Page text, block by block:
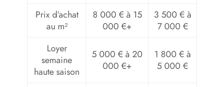
Prix d’achat
au m²
8 000 € à 15
000 €+
3 500 € à
7 000 €
Loyer
semaine
haute saison
5 000 € à 20
000 €+
1 800 € à
5 000 €